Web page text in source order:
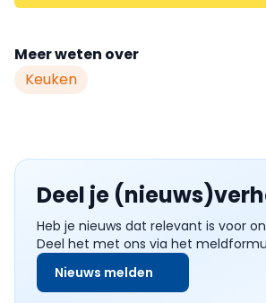
Meer weten over
Keuken
Deel je
Heb je nieuws dat relevant is voor
Deel het met ons via het
Nieuws melden